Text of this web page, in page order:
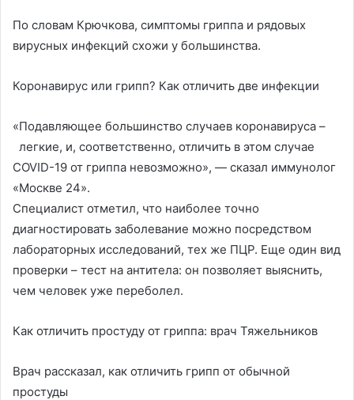
По словам Крючкова, симптомы гриппа и рядовых
вирусных инфекций схожи у большинства.
Коронавирус или грипп? Как отличить две инфекции
«Подавляющее большинство случаев коронавируса –
легкие, и, соответственно, отличить в этом случае
COVID-19 от гриппа невозможно», — сказал иммунолог
«Москве 24».
Специалист отметил, что наиболее точно
диагностировать заболевание можно посредством
лабораторных исследований, тех же ПЦР. Еще один вид
проверки – тест на антитела: он позволяет выяснить,
чем человек уже переболел.
Как отличить простуду от гриппа: врач Тяжельников
Врач рассказал, как отличить грипп от обычной
простуды